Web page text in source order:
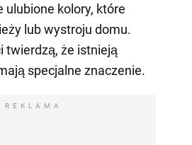
ulubione kolory, które
lub wystroju domu.
twierdzą, że istnieją
specjalne znaczenie.
REKLAMA